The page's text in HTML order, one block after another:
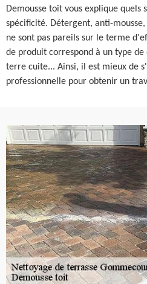
Demousse toit vous explique quels
spécificité. Détergent, anti-
ne sont pas pareils sur le terme
de produit correspond à un type
terre cuite... Ainsi, il est mieux de
professionnelle pour obtenir un